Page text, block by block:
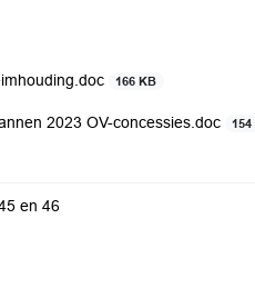
166 KB
2023 OV-concessies.doc 154
en 46